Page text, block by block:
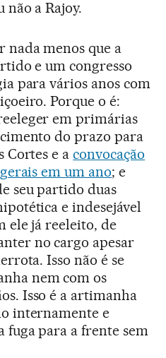
a Rajoy.
nada menos que a
e um congresso
para vários anos com
Porque o é:
em primárias
do prazo para
Cortes e aconvocação
em um ano; e
seu partido duas
e indesejável
ele já reeleito, de
no cargo apesar
Isso não é se
nem com os
Isso é a artimanha
internamente e
para a frente sem